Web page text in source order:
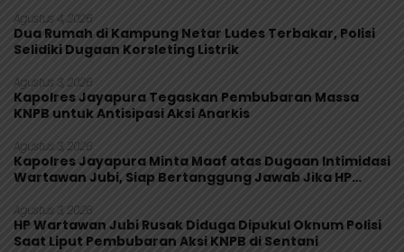
Agustus 4, 2026
Dua Rumah di Kampung Netar Ludes Terbakar, Polisi
Selidiki Dugaan Korsleting Listrik
Agustus 3, 2026
Kapolres Jayapura Tegaskan Pembubaran Massa
KNPB untuk Antisipasi Aksi Anarkis
Agustus 3, 2026
Kapolres Jayapura Minta Maaf atas Dugaan Intimidasi
Wartawan Jubi, Siap Bertanggung Jawab Jika HP
Agustus 3, 2026
HP Wartawan Jubi Rusak Diduga Dipukul Oknum Polisi
Saat Liput Pembubaran Aksi KNPB di Sentani